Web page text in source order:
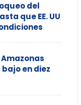
del
que EE. UU
en diez